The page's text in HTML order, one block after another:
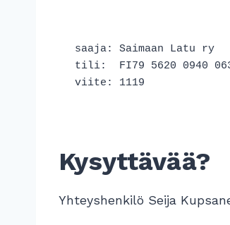
saaja: Saimaan Latu ry
tili:  FI79 5620 0940
viite: 1119
Kysyttävää?
Yhteyshenkilö Seija